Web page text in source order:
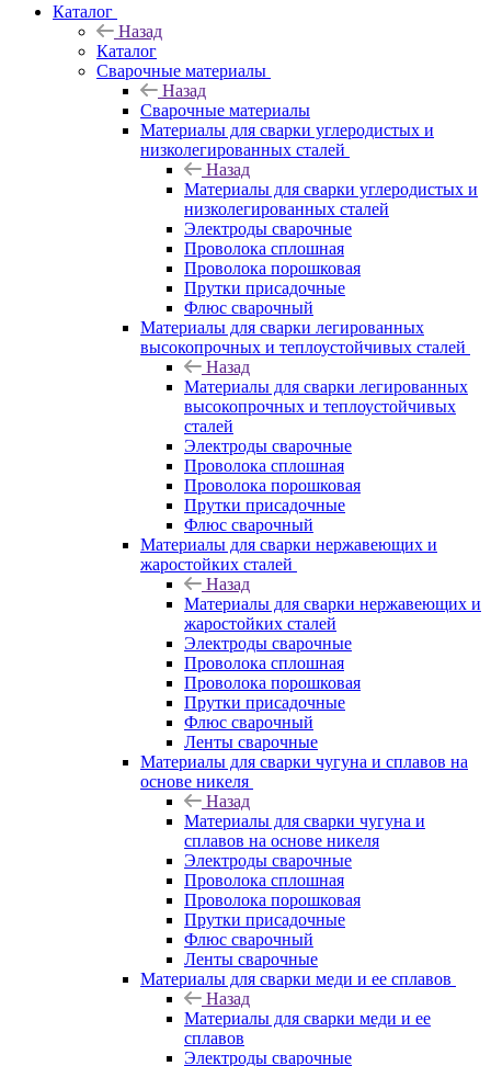
Каталог
Назад
Каталог
Сварочные материалы
Назад
Сварочные материалы
Материалы для сварки углеродистых и
низколегированных сталей
Назад
Материалы для сварки углеродистых и
низколегированных сталей
Электроды сварочные
Проволока сплошная
Проволока порошковая
Прутки присадочные
Флюс сварочный
Материалы для сварки легированных
высокопрочных и теплоустойчивых сталей
Назад
Материалы для сварки легированных
высокопрочных и теплоустойчивых
сталей
Электроды сварочные
Проволока сплошная
Проволока порошковая
Прутки присадочные
Флюс сварочный
Материалы для сварки нержавеющих и
жаростойких сталей
Назад
Материалы для сварки нержавеющих и
жаростойких сталей
Электроды сварочные
Проволока сплошная
Проволока порошковая
Прутки присадочные
Флюс сварочный
Ленты сварочные
Материалы для сварки чугуна и сплавов на
основе никеля
Назад
Материалы для сварки чугуна и
сплавов на основе никеля
Электроды сварочные
Проволока сплошная
Проволока порошковая
Прутки присадочные
Флюс сварочный
Ленты сварочные
Материалы для сварки меди и ее сплавов
Назад
Материалы для сварки меди и ее
сплавов
Электроды сварочные